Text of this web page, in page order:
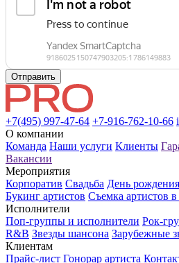
Отправить
+7(495) 997-47-64 +7-916-762-10-66
О компании
Команда Наши услуги Клиенты
Вакансии
Мероприятия
Корпоратив Свадьба День рождения
Букинг артистов Съемка артистов
Исполнители
Поп-группы и исполнители Рок-
R&B Звезды шансона Зарубежные
Клиентам
Прайс-лист Гонорар артиста